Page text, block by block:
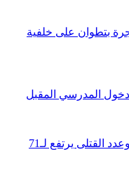
بتطوان على خلفية
المدرسي المقبل